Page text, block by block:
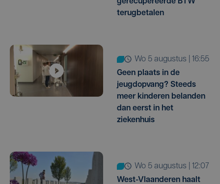
terugbetalen
wo 5 augustus | 16:55
Geen plaats in de
jeugdopvang? Steeds
meer kinderen belanden
dan eerst in het
ziekenhuis
wo 5 augustus | 12:07
West-Vlaanderen haalt